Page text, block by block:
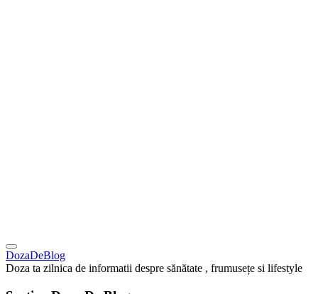
DozaDeBlog
Doza ta zilnica de informatii despre sănătate , frumusețe si lifestyle